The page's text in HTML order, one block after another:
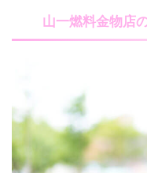
山一燃料金物店